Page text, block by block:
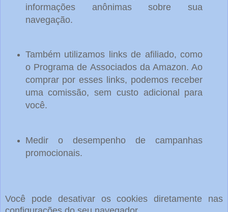
informações anônimas sobre sua
navegação.
Também utilizamos links de afiliado, como
o Programa de Associados da Amazon. Ao
comprar por esses links, podemos receber
uma comissão, sem custo adicional para
você.
Medir o desempenho de campanhas
promocionais.
Você pode desativar os cookies diretamente nas